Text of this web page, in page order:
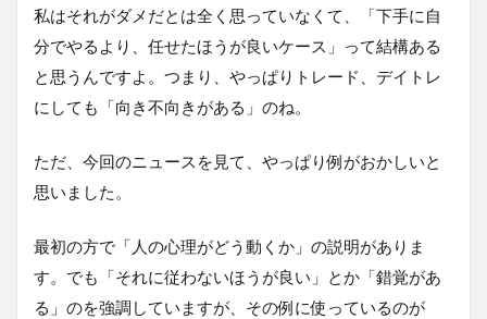
私はそれがダメだとは全く思っていなくて、「下手に自
分でやるより、任せたほうが良いケース」って結構ある
と思うんですよ。つまり、やっぱりトレード、デイトレ
にしても「向き不向きがある」のね。
ただ、今回のニュースを見て、やっぱり例がおかしいと
思いました。
最初の方で「人の心理がどう動くか」の説明がありま
す。でも「それに従わないほうが良い」とか「錯覚があ
る」のを強調していますが、その例に使っているのが